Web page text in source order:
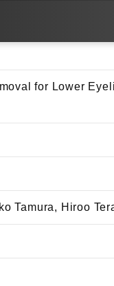
for Lower
Tamura, Hiroo